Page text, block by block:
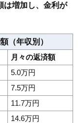
は増加し、金利が
（年収別）
月々の返済額
5.0万円
7.5万円
11.7万円
14.6万円